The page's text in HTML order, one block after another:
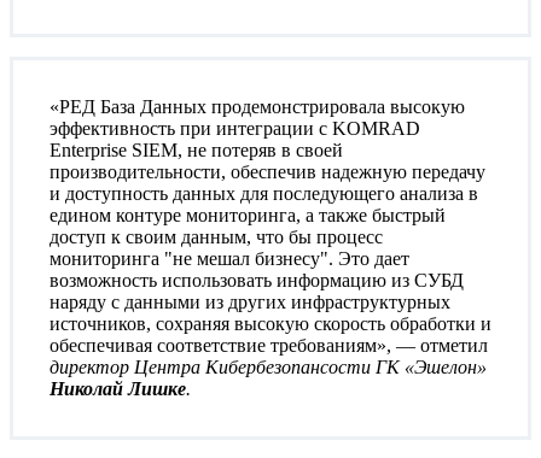
«РЕД База Данных продемонстрировала высокую
эффективность при интеграции с KOMRAD
Enterprise SIEM, не потеряв в своей
производительности, обеспечив надежную передачу
и доступность данных для последующего анализа в
едином контуре мониторинга, а также быстрый
доступ к своим данным, что бы процесс
мониторинга "не мешал бизнесу". Это дает
возможность использовать информацию из СУБД
наряду с данными из других инфраструктурных
источников, сохраняя высокую скорость обработки и
обеспечивая соответствие требованиям», — отметил
директор Центра Кибербезопансости ГК «Эшелон»
Николай Лишке.